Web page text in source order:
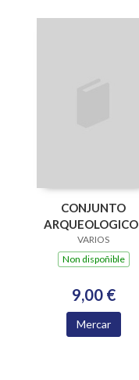
CONJUNTO
NATURAL DE
SANTOME
VARIOS
Non dispoñible
9,00 €
Mercar